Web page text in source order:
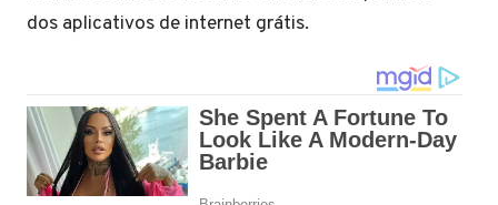
dos aplicativos de internet grátis.